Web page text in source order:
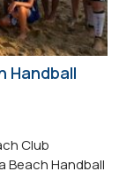
Handball
Club
Beach Handball